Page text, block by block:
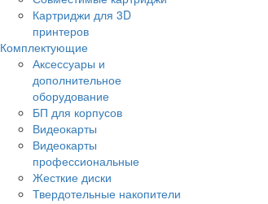
Картриджи для 3D
принтеров
Комплектующие
Аксессуары и
дополнительное
оборудование
БП для корпусов
Видеокарты
Видеокарты
профессиональные
Жесткие диски
Твердотельные накопители